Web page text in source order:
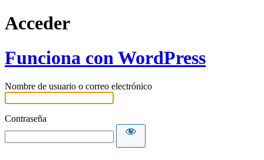
Acceder
Funciona con WordPress
Nombre de usuario o correo electrónico
Contraseña